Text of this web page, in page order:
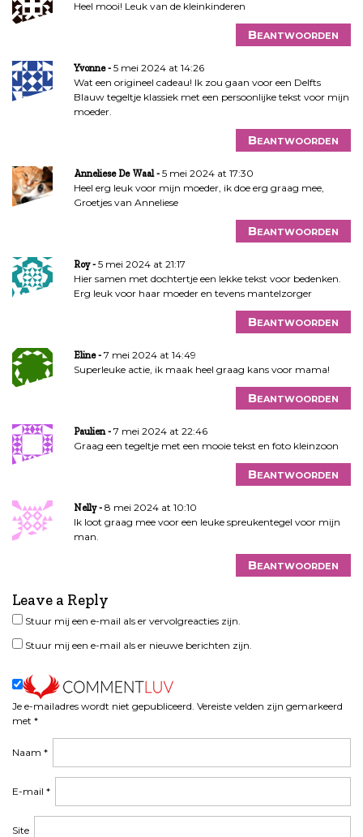
Heel mooi! Leuk van de kleinkinderen
Beantwoorden
Yvonne
5 mei 2024 at 14:26
Wat een origineel cadeau! Ik zou gaan voor een Delfts
Blauw tegeltje klassiek met een persoonlijke tekst voor mijn
moeder.
Beantwoorden
Anneliese De Waal
5 mei 2024 at 17:30
Heel erg leuk voor mijn moeder, ik doe erg graag mee,
Groetjes van Anneliese
Beantwoorden
Roy
5 mei 2024 at 21:17
Hier samen met dochtertje een lekke tekst voor bedenken.
Erg leuk voor haar moeder en tevens mantelzorger
Beantwoorden
Eline
7 mei 2024 at 14:49
Superleuke actie, ik maak heel graag kans voor mama!
Beantwoorden
Paulien
7 mei 2024 at 22:46
Graag een tegeltje met een mooie tekst en foto kleinzoon
Beantwoorden
Nelly
8 mei 2024 at 10:10
Ik loot graag mee voor een leuke spreukentegel voor mijn
man.
Beantwoorden
Leave a Reply
Je e-mailadres wordt niet gepubliceerd. Vereiste velden zijn gemarkeerd
met *
Naam *
E-mail *
Site
Stuur mij een e-mail als er vervolgreacties zijn.
Stuur mij een e-mail als er nieuwe berichten zijn.